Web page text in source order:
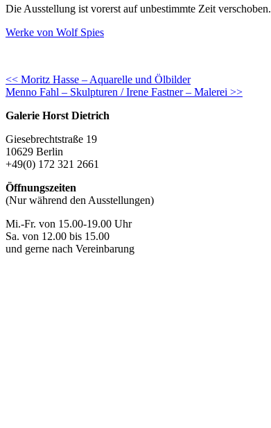
Die Ausstellung ist vorerst auf unbestimmte Zeit verschoben.
Werke von Wolf Spies
Continue
Reading
<< Moritz Hasse – Aquarelle und Ölbilder
Menno Fahl – Skulpturen / Irene Fastner – Malerei >>
Galerie Horst Dietrich
Giesebrechtstraße 19
10629 Berlin
+49(0) 172 321 2661
Öffnungszeiten
(Nur während den Ausstellungen)
Mi.-Fr. von 15.00-19.00 Uhr
Sa. von 12.00 bis 15.00
und gerne nach Vereinbarung